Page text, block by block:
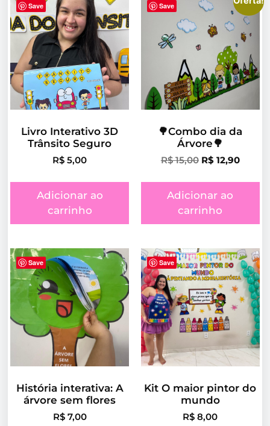
Save
Livro Interativo 3D
Trânsito Seguro
R$ 5,00
Adicionar ao
carrinho
Save
🌳Combo dia da
Árvore🌳
R$15,00 R$ 12,90
Adicionar ao
carrinho
Save
História interativa: A
árvore sem flores
R$7,00
Save
Kit O maior pintor do
mundo
R$ 8,00